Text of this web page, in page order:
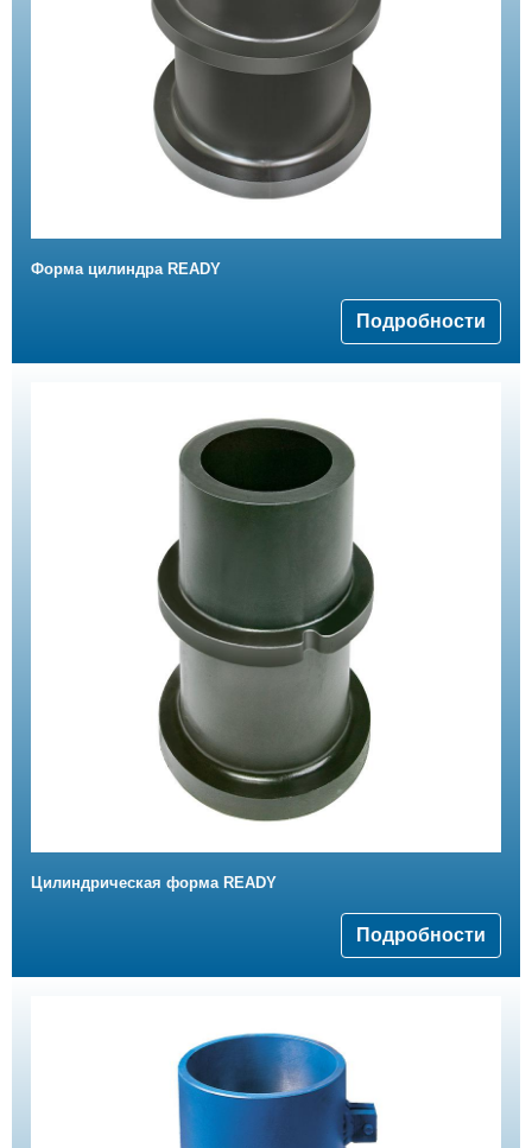
Форма цилиндра READY
Подробности
Цилиндрическая форма READY
Подробности